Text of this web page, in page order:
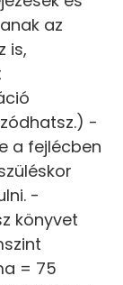
az
is,
-
a fejlécben
-
könyvet
= 75